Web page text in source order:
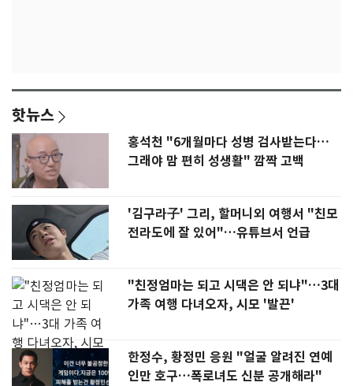
핫뉴스
홍석천 "6개월마다 성병 검사받는다…
그래야 맘 편히 성생활" 깜짝 고백
'김구라子' 그리, 할머니외 여행서 "친모
전라도에 잘 있어"…유튜브서 언급
"친정엄마는 되고 시댁은 안 되냐"…3대
가족 여행 다녀오자, 시모 '발끈'
한정수, 황정민 응원 "얼굴 알려진 연예
인만 호구…폭로녀도 신분 공개해라"